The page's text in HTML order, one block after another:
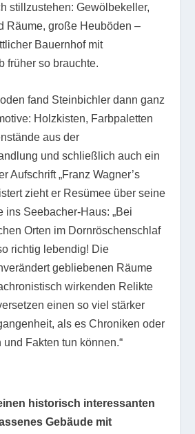
stillzustehen: Gewölbekeller,
Räume, große Heuböden –
Bauernhof mit
früher so brauchte.
fand Steinbichler dann ganz
Holzkisten, Farbpaletten
aus der
und schließlich auch ein
Aufschrift „Franz Wagner’s
zieht er Resümee über seine
ins Seebacher-Haus: „Bei
Orten im Dornröschenschlaf
richtig lebendig! Die
gebliebenen Räume
wirkenden Relikte
einen so viel stärker
als es Chroniken oder
Fakten tun können.“
historisch interessanten
Gebäude mit